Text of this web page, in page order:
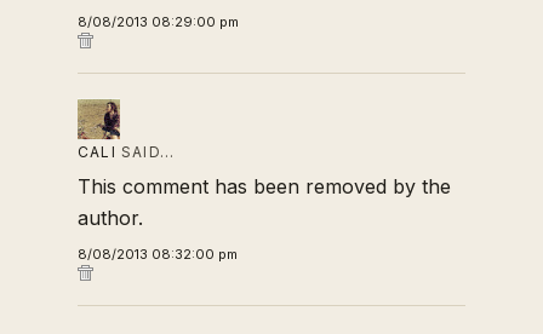
8/08/2013 08:29:00 pm
CALI SAID…
This comment has been removed by the
author.
8/08/2013 08:32:00 pm